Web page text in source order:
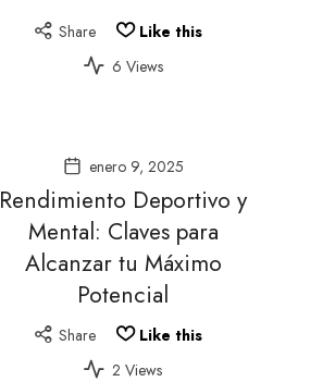
Share
Like this
6 Views
enero 9, 2025
Rendimiento Deportivo y
Mental: Claves para
Alcanzar tu Máximo
Potencial
Share
Like this
2 Views